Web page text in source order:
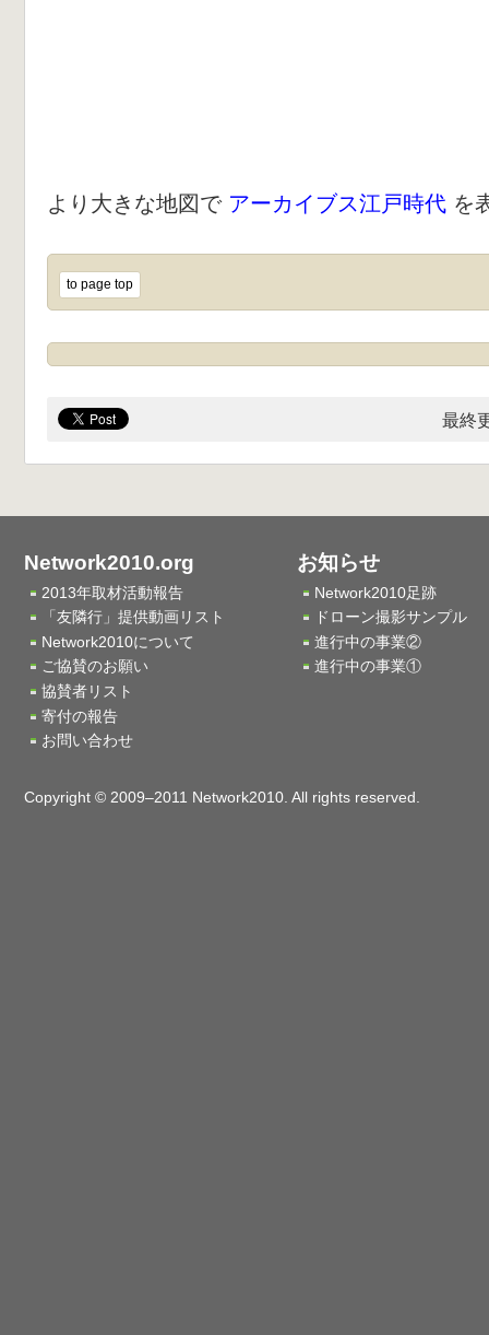
より大きな地図で アーカイブス江戸時代 を
to page top
最終
Network2010.org
2013年取材活動報告
「友隣行」提供動画リスト
Network2010について
ご協賛のお願い
協賛者リスト
寄付の報告
お問い合わせ
お知らせ
Network2010足跡
ドローン撮影サンプル
進行中の事業②
進行中の事業①
Copyright © 2009–2011 Network2010. All rights reserved.